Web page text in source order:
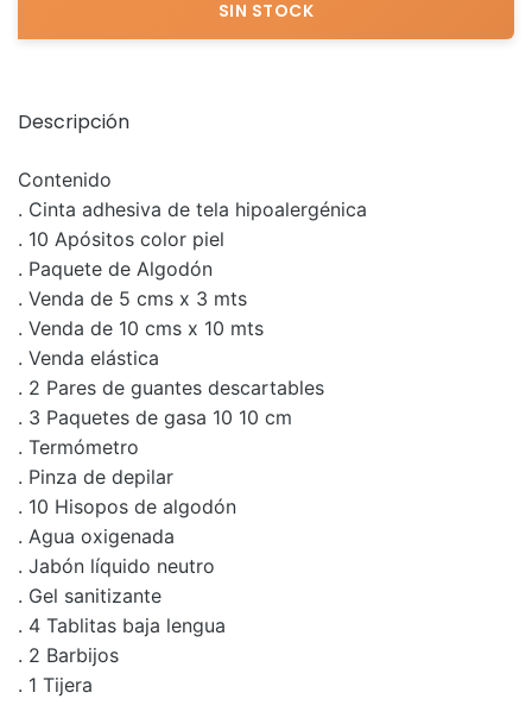
Descripción
Contenido
. Cinta adhesiva de tela hipoalergénica
. 10 Apósitos color piel
. Paquete de Algodón
. Venda de 5 cms x 3 mts
. Venda de 10 cms x 10 mts
. Venda elástica
. 2 Pares de guantes descartables
. 3 Paquetes de gasa 10 10 cm
. Termómetro
. Pinza de depilar
. 10 Hisopos de algodón
. Agua oxigenada
. Jabón líquido neutro
. Gel sanitizante
. 4 Tablitas baja lengua
. 2 Barbijos
. 1 Tijera